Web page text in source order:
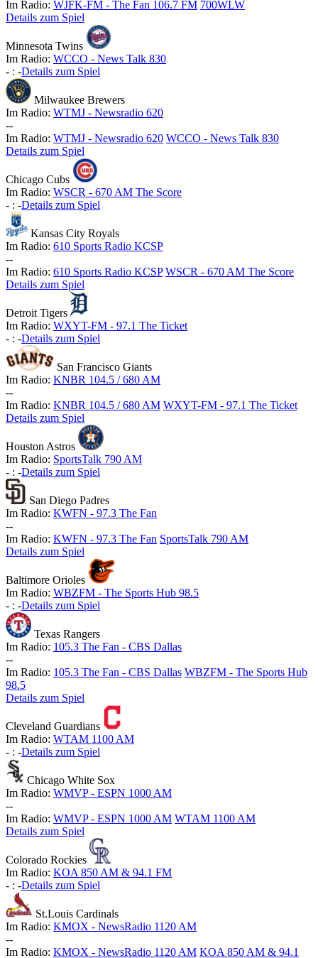
Im Radio: WJFK-FM - The Fan 106.7 FM 700WLW
Details zum Spiel
Minnesota Twins
Im Radio: WCCO - News Talk 830
- : -Details zum Spiel
Milwaukee Brewers
Im Radio: WTMJ - Newsradio 620
--
Im Radio: WTMJ - Newsradio 620 WCCO - News Talk 830
Details zum Spiel
Chicago Cubs
Im Radio: WSCR - 670 AM The Score
- : -Details zum Spiel
Kansas City Royals
Im Radio: 610 Sports Radio KCSP
--
Im Radio: 610 Sports Radio KCSP WSCR - 670 AM The Score
Details zum Spiel
Detroit Tigers
Im Radio: WXYT-FM - 97.1 The Ticket
- : -Details zum Spiel
San Francisco Giants
Im Radio: KNBR 104.5 / 680 AM
--
Im Radio: KNBR 104.5 / 680 AM WXYT-FM - 97.1 The Ticket
Details zum Spiel
Houston Astros
Im Radio: SportsTalk 790 AM
- : -Details zum Spiel
San Diego Padres
Im Radio: KWFN - 97.3 The Fan
--
Im Radio: KWFN - 97.3 The Fan SportsTalk 790 AM
Details zum Spiel
Baltimore Orioles
Im Radio: WBZFM - The Sports Hub 98.5
- : -Details zum Spiel
Texas Rangers
Im Radio: 105.3 The Fan - CBS Dallas
--
Im Radio: 105.3 The Fan - CBS Dallas WBZFM - The Sports Hub
98.5
Details zum Spiel
Cleveland Guardians
Im Radio: WTAM 1100 AM
- : -Details zum Spiel
Chicago White Sox
Im Radio: WMVP - ESPN 1000 AM
--
Im Radio: WMVP - ESPN 1000 AM WTAM 1100 AM
Details zum Spiel
Colorado Rockies
Im Radio: KOA 850 AM & 94.1 FM
- : -Details zum Spiel
St.Louis Cardinals
Im Radio: KMOX - NewsRadio 1120 AM
--
Im Radio: KMOX - NewsRadio 1120 AM KOA 850 AM & 94.1